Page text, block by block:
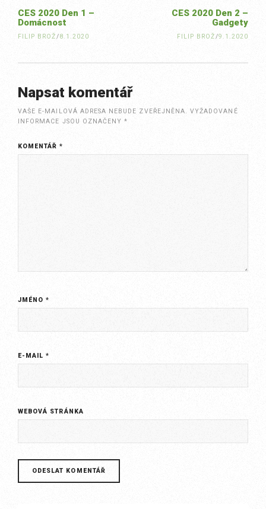
CES 2020 Den 2 –
Gadgety
FILIP BROŽ /9.1.2020
CES 2020 Den 1 –
Domácnost
FILIP BROŽ /8.1.2020
Napsat komentář
VAŠE E-MAILOVÁ ADRESA NEBUDE ZVEŘEJNĚNA.
VYŽADOVANÉ
INFORMACE JSOU OZNAČENY*
KOMENTÁŘ*
JMÉNO*
E-MAIL*
WEBOVÁ STRÁNKA